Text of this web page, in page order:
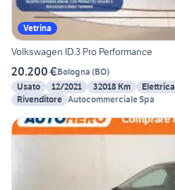
Vetrina
Volkswagen ID.3 Pro Performance
20.200 €Bologna (BO)
Usato
12/2021 32018 Km Elettrica
Rivenditore Autocommerciale Spa